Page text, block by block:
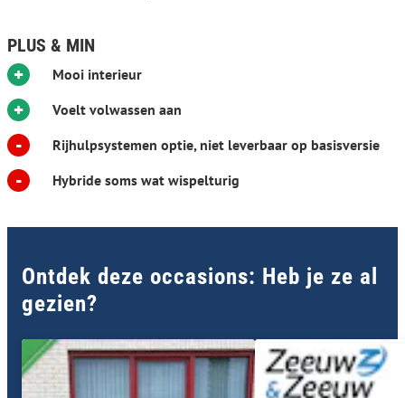
PLUS & MIN
+ Mooi interieur
+ Voelt volwassen aan
- Rijhulpsystemen optie, niet leverbaar op basisversie
- Hybride soms wat wispelturig
Ontdek deze occasions: Heb je ze al
gezien?